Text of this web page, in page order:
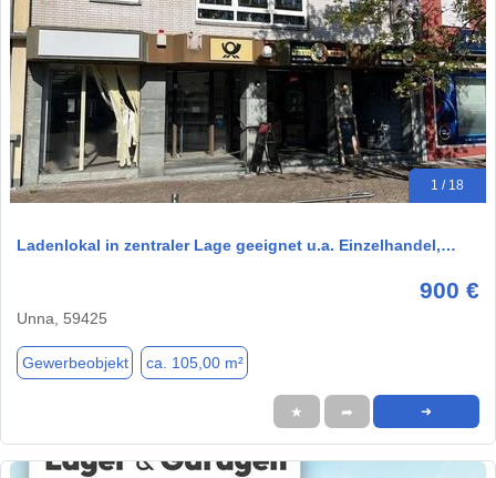
1 / 18
Ladenlokal in zentraler Lage geeignet u.a. Einzelhandel,…
900 €
Unna, 59425
Gewerbeobjekt ca. 105,00 m²
★ ➦ ➜